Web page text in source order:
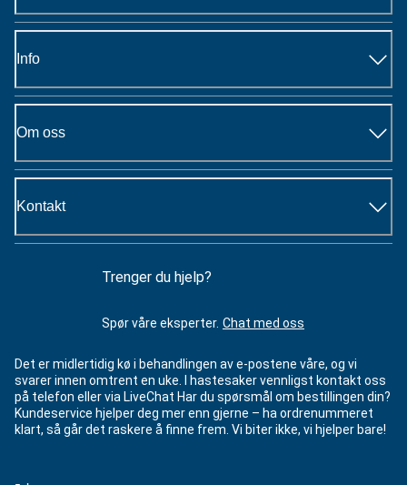
Info
Om oss
Kontakt
Trenger du hjelp?
Spør våre eksperter. Chat med oss
Det er midlertidig kø i behandlingen av e-postene våre, og vi
svarer innen omtrent en uke. I hastesaker vennligst kontakt oss
på telefon eller via LiveChat Har du spørsmål om bestillingen din?
Kundeservice hjelper deg mer enn gjerne – ha ordrenummeret
klart, så går det raskere å finne frem. Vi biter ikke, vi hjelper bare!